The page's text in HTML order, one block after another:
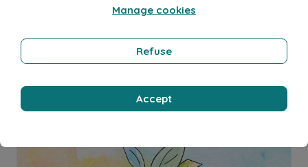
Actualités GREEN TALES avec Glenn Micall...
Manage cookies
Refuse
Accept